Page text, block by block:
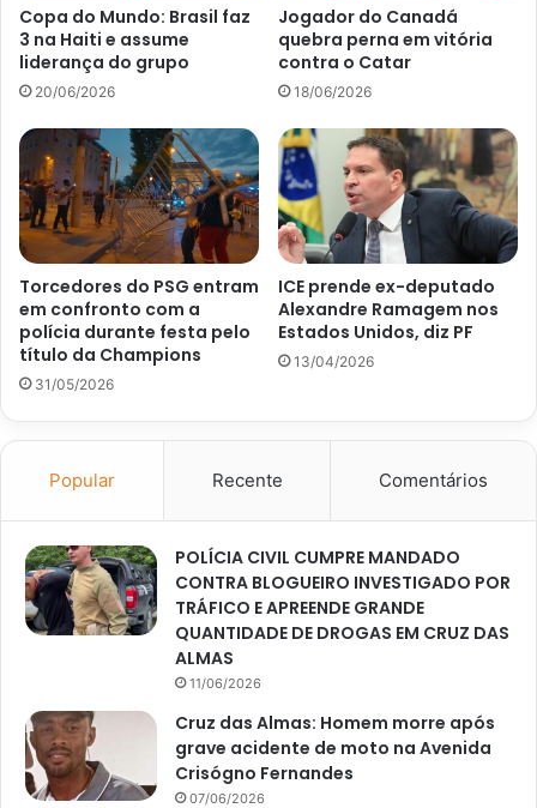
Copa do Mundo: Brasil faz
3 na Haiti e assume
liderança do grupo
20/06/2026
Jogador do Canadá
quebra perna em vitória
contra o Catar
18/06/2026
Torcedores do PSG entram
em confronto com a
polícia durante festa pelo
título da Champions
31/05/2026
ICE prende ex-deputado
Alexandre Ramagem nos
Estados Unidos, diz PF
13/04/2026
Popular Recente Comentários
POLÍCIA CIVIL CUMPRE MANDADO
CONTRA BLOGUEIRO INVESTIGADO POR
TRÁFICO E APREENDE GRANDE
QUANTIDADE DE DROGAS EM CRUZ DAS
ALMAS
11/06/2026
Cruz das Almas: Homem morre após
grave acidente de moto na Avenida
Crisógno Fernandes
07/06/2026